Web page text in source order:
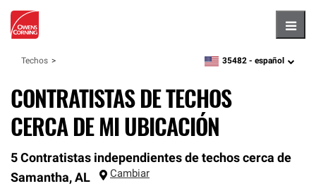
Techos zipcode,language
35482 - español
CONTRATISTAS DE TECHOS
CERCA DE MI UBICACIÓN
5 Contratistas independientes de techos cerca de
Samantha, AL Cambiar